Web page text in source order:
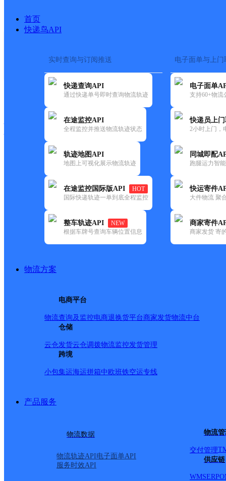
首页
快递鸟API
实时查询与订阅推送
快递查询API
通过快递单号即时查询物流轨迹
在途监控API
全程监控并推送物流轨迹状态
轨迹地图API
地图上可视化展示物流轨迹
在途监控国际版API
HOT
国际快递轨迹一单到底全程监控
整车轨迹API
NEW
根据车牌号查询车辆位置信息
电子面单与上门
电子面单
支持60+物流
快递员上
2小时上门，
同城即配
跑腿运力智
快运寄件
大件物流 聚
商家寄件
商家发货 寄
物流方案
电商平台
物流查询及监控电商退换货平台商家发货物流中台
仓储
云仓发货云仓调拨物流监控发货管理
跨境
小包集运海运拼箱中欧班铁空运专线
产品服务
物流数据
物流轨迹API电子面单API
服务时效API
物流
交付管理
供应链
WMSERP
快运大全 快递时效
百世
房山分部
更新时间：2021-11-26 00:00:00
所属快递：百世快递
所属区域：北京市-北京市-房山区
网点地址：北京市房山区良乡政通路
网点负责人：